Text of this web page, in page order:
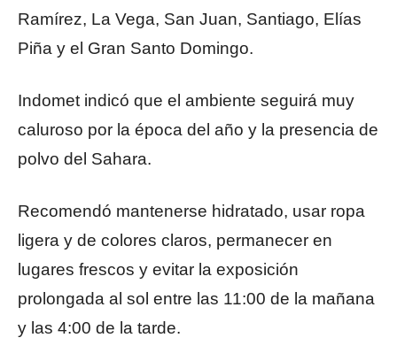
Ramírez, La Vega, San Juan, Santiago, Elías
Piña y el Gran Santo Domingo.
Indomet indicó que el ambiente seguirá muy
caluroso por la época del año y la presencia de
polvo del Sahara.
Recomendó mantenerse hidratado, usar ropa
ligera y de colores claros, permanecer en
lugares frescos y evitar la exposición
prolongada al sol entre las 11:00 de la mañana
y las 4:00 de la tarde.